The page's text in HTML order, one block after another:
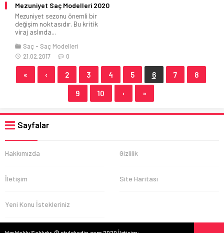
Mezuniyet Saç Modelleri 2020
Mezuniyet sezonu önemli bir
değişim noktasıdır. Bu kritik
viraj aslında...
Saç
Saç Modelleri
21.02.2017
0
« ‹ 2 3 4 5 6 7 8
9 10 › »
Sayfalar
Hakkımızda Gizlilik
İletişim Site Haritası
Yeni Konu İstekleriniz